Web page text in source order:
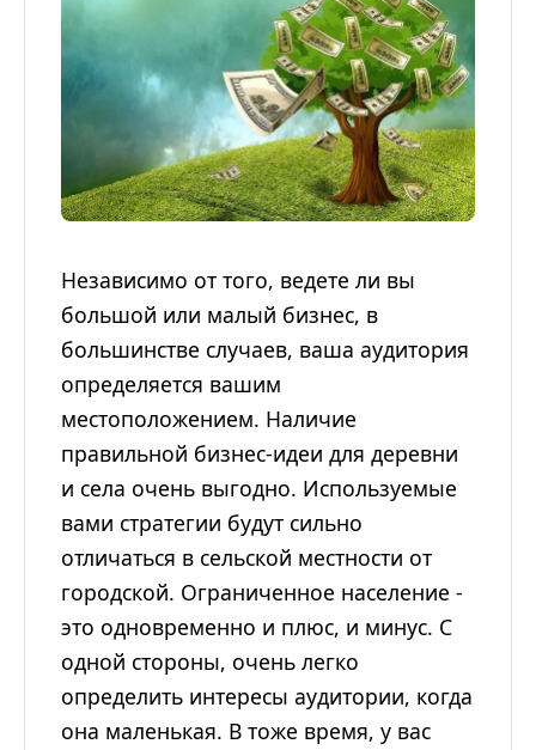
Независимо от того, ведете ли вы
большой или малый бизнес, в
большинстве случаев, ваша аудитория
определяется вашим
местоположением. Наличие
правильной бизнес-идеи для деревни
и села очень выгодно. Используемые
вами стратегии будут сильно
отличаться в сельской местности от
городской. Ограниченное население -
это одновременно и плюс, и минус. С
одной стороны, очень легко
определить интересы аудитории, когда
она маленькая. В тоже время, у вас